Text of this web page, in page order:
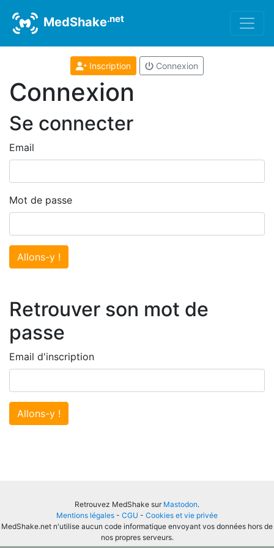
MedShake.net
Inscription Connexion
Connexion
Se connecter
Email
Mot de passe
Allons-y !
Retrouver son mot de
passe
Email d'inscription
Allons-y !
Retrouvez MedShake sur Mastodon.
Mentions légales - CGU - Cookies et vie privée
MedShake.net n'utilise aucun code informatique envoyant vos données hors de
nos propres serveurs.